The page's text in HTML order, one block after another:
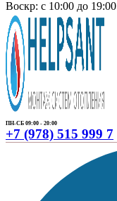
Воскр: с 10:00 до 19:00
ПН-СБ 09:00 - 20:00
+7 (978) 515 999 7